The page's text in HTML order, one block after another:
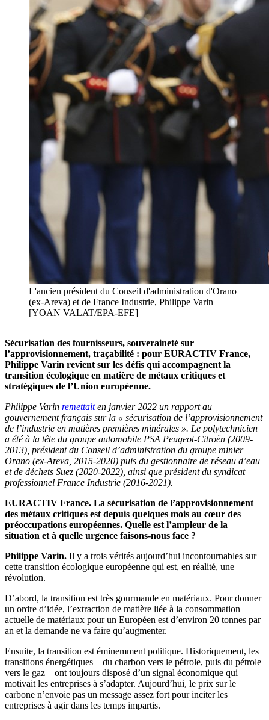
L'ancien président du Conseil d'administration d'Orano
(ex-Areva) et de France Industrie, Philippe Varin
[YOAN VALAT/EPA-EFE]
Sécurisation des fournisseurs, souveraineté sur
l’approvisionnement, traçabilité : pour EURACTIV France,
Philippe Varin revient sur les défis qui accompagnent la
transition écologique en matière de métaux critiques et
stratégiques de l’Union européenne.
Philippe Varin remettaiten janvier 2022 un rapport au
gouvernement français sur la « sécurisation de l’approvisionnement
de l’industrie en matières premières minérales ». Le polytechnicien
a été à la tête du groupe automobile PSA Peugeot-Citroën (2009-
2013), président du Conseil d’administration du groupe minier
Orano (ex-Areva, 2015-2020) puis du gestionnaire de réseau d’eau
et de déchets Suez (2020-2022), ainsi que président du syndicat
professionnel France Industrie (2016-2021).
EURACTIV France. La sécurisation de l’approvisionnement
des métaux critiques est depuis quelques mois au cœur des
préoccupations européennes. Quelle est l’ampleur de la
situation et à quelle urgence faisons-nous face ?
Philippe Varin. Il y a trois vérités aujourd’hui incontournables sur
cette transition écologique européenne qui est, en réalité, une
révolution.
D’abord, la transition est très gourmande en matériaux. Pour donner
un ordre d’idée, l’extraction de matière liée à la consommation
actuelle de matériaux pour un Européen est d’environ 20 tonnes par
an et la demande ne va faire qu’augmenter.
Ensuite, la transition est éminemment politique. Historiquement, les
transitions énergétiques – du charbon vers le pétrole, puis du pétrole
vers le gaz – ont toujours disposé d’un signal économique qui
motivait les entreprises à s’adapter. Aujourd’hui, le prix sur le
carbone n’envoie pas un message assez fort pour inciter les
entreprises à agir dans les temps impartis.